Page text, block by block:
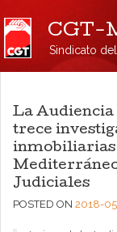
CGT-
Sindicato
La Audiencia
trece
inmobiliarias
Judiciales
POSTED ON 2018-